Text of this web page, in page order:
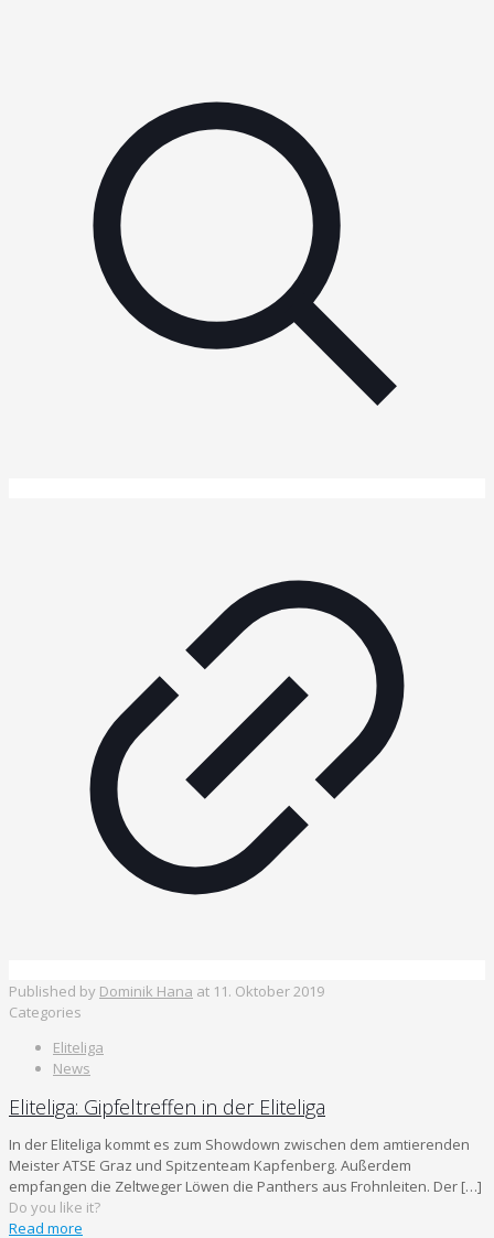
Published by Dominik Hana at 11. Oktober 2019
Categories
Eliteliga
News
Eliteliga: Gipfeltreffen in der Eliteliga
In der Eliteliga kommt es zum Showdown zwischen dem amtierenden
Meister ATSE Graz und Spitzenteam Kapfenberg. Außerdem
empfangen die Zeltweger Löwen die Panthers aus Frohnleiten. Der […]
Do you like it?
Read more